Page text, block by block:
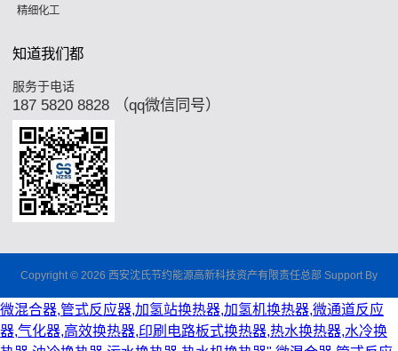
精细化工
知道我们都
服务于电话
187 5820 8828 （qq微信同号）
Copyright © 2026 西安沈氏节约能源高新科技资产有限责任总部 Support By
微混合器,管式反应器,加氢站换热器,加氢机换热器,微通道反应
器,气化器,高效换热器,印刷电路板式换热器,热水换热器,水冷换